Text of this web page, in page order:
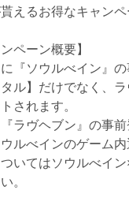
えるお得なキャン
ンペーン概要】
『ソウルべイン』
ル】だけでなく、
されます。
『ラヴヘブン』の事
ルべインのゲーム
いてはソウルべイ
。